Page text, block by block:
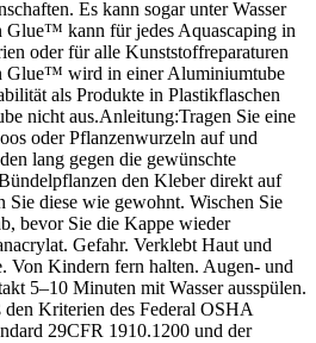
Es kann sogar unter Wasser
Glue™ kann für jedes Aquascaping in
oder für alle Kunststoffreparaturen
Glue™ wird in einer Aluminiumtube
als Produkte in Plastikflaschen
nicht aus.Anleitung:Tragen Sie eine
oder Pflanzenwurzeln auf und
lang gegen die gewünschte
den Kleber direkt auf
Sie diese wie gewohnt. Wischen Sie
bevor Sie die Kappe wieder
Gefahr. Verklebt Haut und
Von Kindern fern halten. Augen- und
5–10 Minuten mit Wasser ausspülen.
Kriterien des Federal OSHA
29CFR 1910.1200 und der